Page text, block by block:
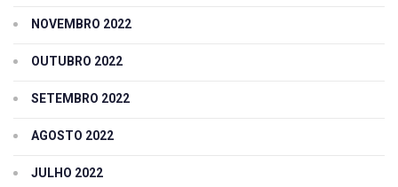
NOVEMBRO 2022
OUTUBRO 2022
SETEMBRO 2022
AGOSTO 2022
JULHO 2022